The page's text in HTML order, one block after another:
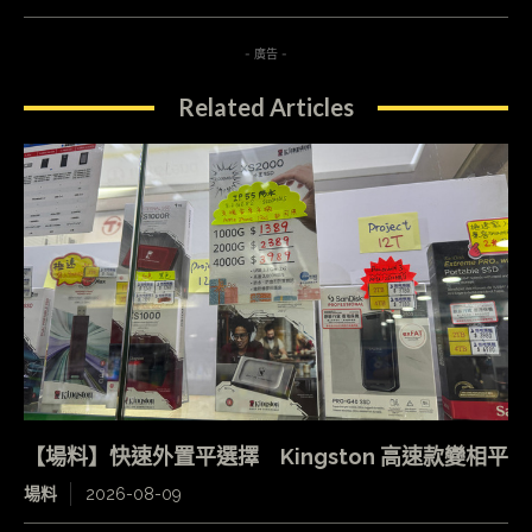
- 廣告 -
Related Articles
【場料】快速外置平選擇 Kingston 高速款變相平
場料 2026-08-09